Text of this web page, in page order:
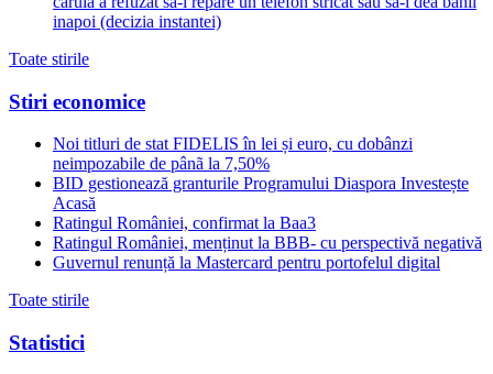
inapoi (decizia instantei)
Toate stirile
Stiri economice
Noi titluri de stat FIDELIS în lei și euro, cu dobânzi
neimpozabile de pânã la 7,50%
BID gestionează granturile Programului Diaspora Investește
Acasă
Ratingul României, confirmat la Baa3
Ratingul României, menținut la BBB- cu perspectivă negativă
Guvernul renunță la Mastercard pentru portofelul digital
Toate stirile
Statistici